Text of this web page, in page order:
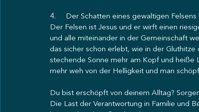
4.     Der Schatten eines gewaltigen
Der Felsen ist Jesus und er wirft einen
und alle miteinander in der Gemeinschaft
das sicher schon erlebt, wie in der Gluthitze
stechende Sonne mehr am Kopf und heiße
mehr weh von der Helligkeit und man
Du bist erschöpft von deinem Alltag?
Die Last der Verantwortung in Familie und